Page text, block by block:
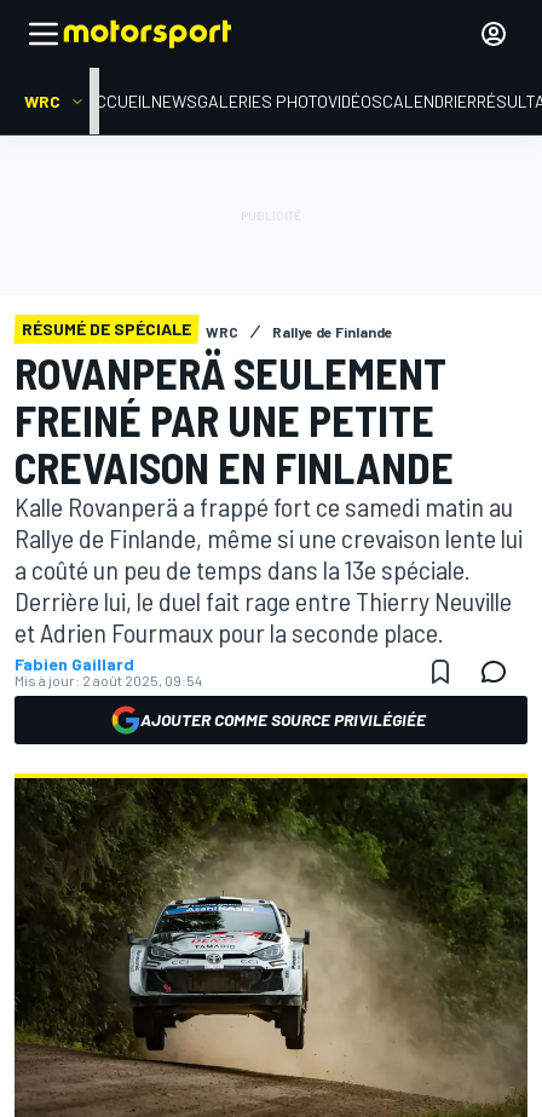
WRC ACCUEIL NEWSGALERIES PHOTOVIDÉOSCALENDRIER
RÉSUMÉ DE SPÉCIALE WRC Rallye de Finlande
ROVANPERÄ SEULEMENT
FREINÉ PAR UNE PETITE
CREVAISON EN FINLANDE
Kalle Rovanperä a frappé fort ce samedi matin au
Rallye de Finlande, même si une crevaison lente lui
a coûté un peu de temps dans la 13e spéciale.
Derrière lui, le duel fait rage entre Thierry Neuville
et Adrien Fourmaux pour la seconde place.
Fabien Gaillard
Mis à jour: 2 août 2025, 09:54
AJOUTER COMME SOURCE PRIVILÉGIÉE